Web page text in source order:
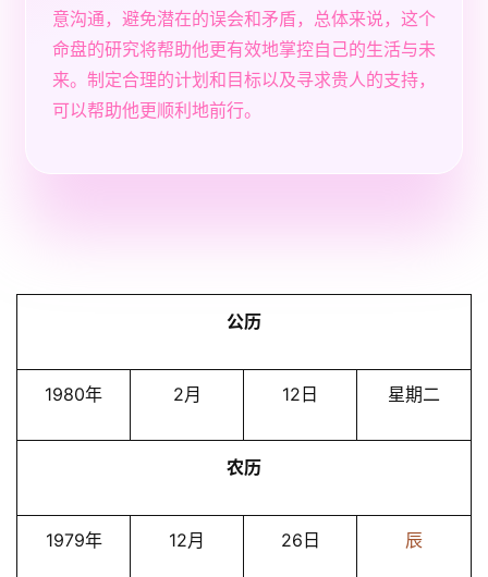
意沟通，避免潜在的误会和矛盾，总体来说，这个
命盘的研究将帮助他更有效地掌控自己的生活与未
来。制定合理的计划和目标以及寻求贵人的支持，
可以帮助他更顺利地前行。
公历
1980年 2月 12日 星期二
农历
1979年 12月 26日 辰